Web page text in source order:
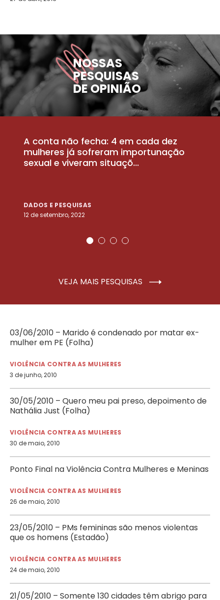
NOSSAS
PESQUISAS
DE OPINIÃO
A conta não fecha: 4 em cada dez
mulheres já sofreram importunação
sexual e viveram situaçõ...
DADOS E PESQUISAS
12 de setembro, 2022
VEJA MAIS PESQUISAS
03/06/2010 – Marido é condenado por matar ex-
mulher em PE (Folha)
VIOLÊNCIA CONTRA AS MULHERES
3 de junho, 2010
30/05/2010 – Quero meu pai preso, depoimento de
Nathália Just (Folha)
VIOLÊNCIA CONTRA AS MULHERES
30 de maio, 2010
Ponto Final na Violência Contra Mulheres e Meninas
VIOLÊNCIA CONTRA AS MULHERES
26 de maio, 2010
23/05/2010 – PMs femininas são menos violentas
que os homens (Estadão)
VIOLÊNCIA CONTRA AS MULHERES
24 de maio, 2010
21/05/2010 – Somente 130 cidades têm abrigo para